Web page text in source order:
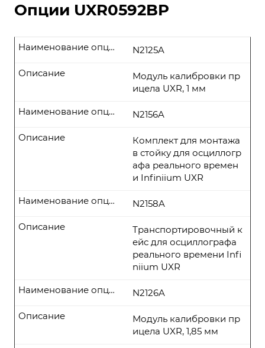
Опции UXR0592BP
N2125A
Наименование опции
Модуль калибровки пр
ицела UXR, 1 мм
Описание
N2156A
Наименование опции
Комплект для монтажа
в стойку для осциллогр
афа реального времен
и Infiniium UXR
Описание
N2158A
Наименование опции
Транспортировочный к
ейс для осциллографа
реального времени Infi
niium UXR
Описание
N2126A
Наименование опции
Модуль калибровки пр
ицела UXR, 1,85 мм
Описание